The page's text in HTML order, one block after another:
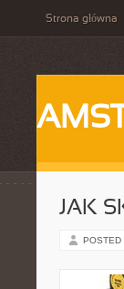
Strona główna
JAK
POSTED